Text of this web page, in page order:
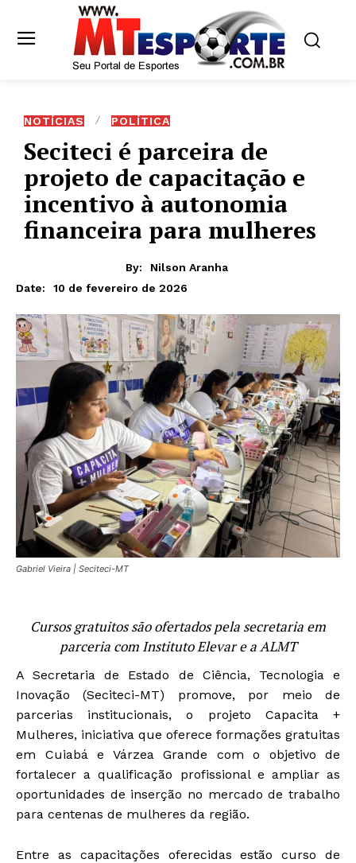
NOTÍCIAS POLÍTICA
Seciteci é parceira de
projeto de capacitação e
incentivo à autonomia
financeira para mulheres
By:
Nilson Aranha
Date:
10 de fevereiro de 2026
Gabriel Vieira | Seciteci-MT
Cursos gratuitos são ofertados pela secretaria em
parceria com Instituto Elevar e a ALMT
A Secretaria de Estado de Ciência, Tecnologia e
Inovação (Seciteci-MT) promove, por meio de
parcerias institucionais, o projeto Capacita +
Mulheres, iniciativa que oferece formações gratuitas
em Cuiabá e Várzea Grande com o objetivo de
fortalecer a qualificação profissional e ampliar as
oportunidades de inserção no mercado de trabalho
para centenas de mulheres da região.
Entre as capacitações oferecidas estão curso de